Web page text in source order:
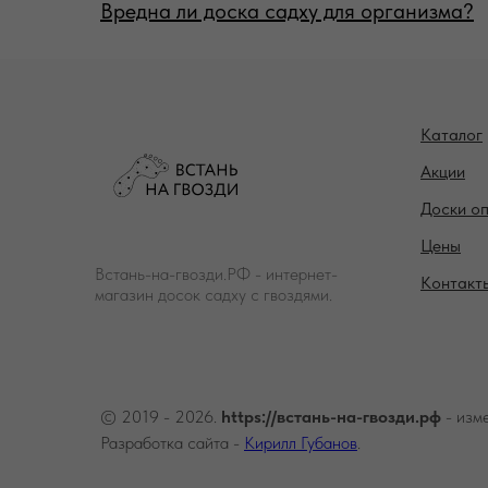
Вредна ли доска садху для организма?
Встань-на-гвозди.РФ - интернет-
магазин досок садху с гвоздями.
Каталог
Акции
Доски
Цены
© 2019 - 2026. https://встань-на-гвозди.рф -
Разработка сайта - Кирилл Губанов.